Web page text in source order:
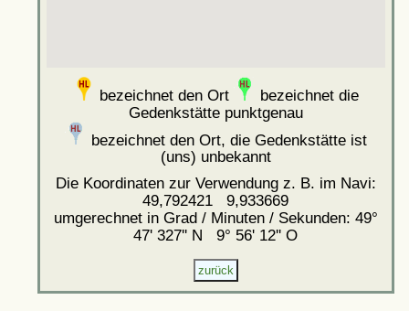
bezeichnet den Ort
bezeichnet die
Gedenkstätte punktgenau
bezeichnet den Ort, die Gedenkstätte ist
(uns) unbekannt
Die Koordinaten zur Verwendung z. B. im Navi:
49,792421 9,933669
umgerechnet in Grad / Minuten / Sekunden: 49°
47' 327'' N 9° 56' 12'' O